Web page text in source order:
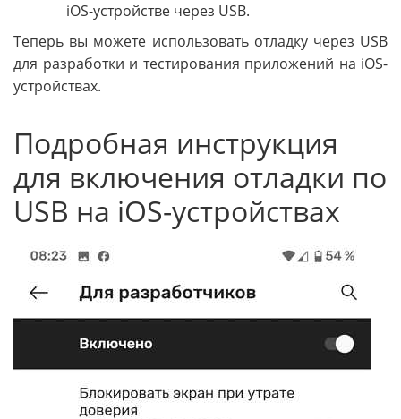
iOS-устройстве через USB.
Теперь вы можете использовать отладку через USB
для разработки и тестирования приложений на iOS-
устройствах.
Подробная инструкция
для включения отладки по
USB на iOS-устройствах